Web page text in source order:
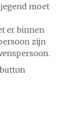
moet
er binnen
zijn